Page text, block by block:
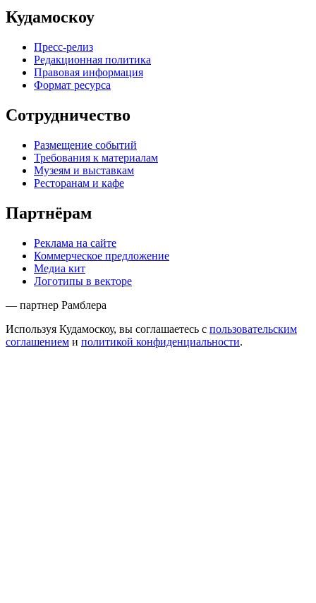
Кудамоскоу
Пресс-релиз
Редакционная политика
Правовая информация
Формат ресурса
Сотрудничество
Размещение событий
Требования к материалам
Музеям и выставкам
Ресторанам и кафе
Партнёрам
Реклама на сайте
Коммерческое предложение
Медиа кит
Логотипы в векторе
— партнер Рамблера
Используя Кудамоскоу, вы соглашаетесь с пользовательским
соглашением и политикой конфиденциальности.